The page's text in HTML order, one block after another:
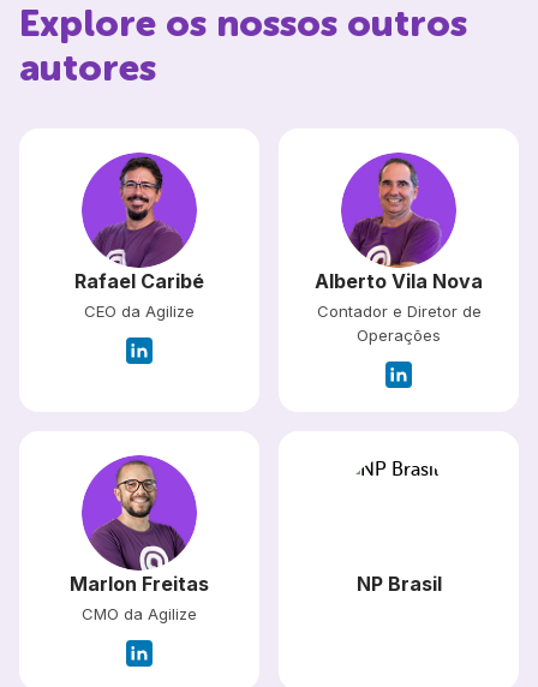
Explore os nossos outros
autores
Rafael Caribé
CEO da Agilize
Alberto Vila Nova
Contador e Diretor de
Operações
Marlon Freitas
CMO da Agilize
NP Brasil